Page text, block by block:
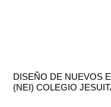
DISEÑO DE NUEVOS
(NEI) COLEGIO